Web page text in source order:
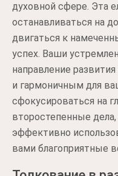
духовной сфере. Эта
останавливаться на
двигаться к
успех. Ваши
направление
и гармоничным для
сфокусироваться на
второстепенные
эффективно
вами благоприятные